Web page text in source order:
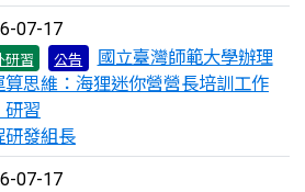
07-17
研習 公告
國立臺灣師範大學辦理
算思維：海狸迷你營營長培訓工作
習
研發組長
07-17